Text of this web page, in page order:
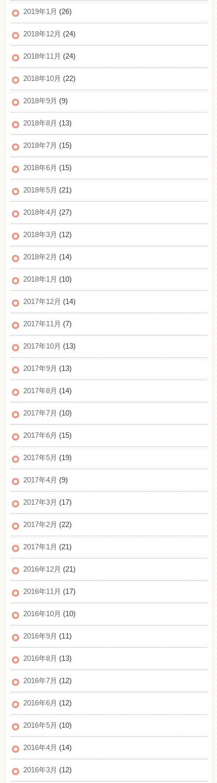
2019年1月 (26)
2018年12月 (24)
2018年11月 (24)
2018年10月 (22)
2018年9月 (9)
2018年8月 (13)
2018年7月 (15)
2018年6月 (15)
2018年5月 (21)
2018年4月 (27)
2018年3月 (12)
2018年2月 (14)
2018年1月 (10)
2017年12月 (14)
2017年11月 (7)
2017年10月 (13)
2017年9月 (13)
2017年8月 (14)
2017年7月 (10)
2017年6月 (15)
2017年5月 (19)
2017年4月 (9)
2017年3月 (17)
2017年2月 (22)
2017年1月 (21)
2016年12月 (21)
2016年11月 (17)
2016年10月 (10)
2016年9月 (11)
2016年8月 (13)
2016年7月 (12)
2016年6月 (12)
2016年5月 (10)
2016年4月 (14)
2016年3月 (12)